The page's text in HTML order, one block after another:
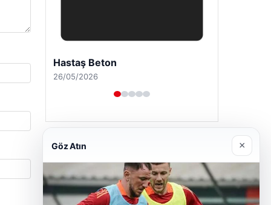
Enes Kaplan Avukatlık Bürosu
28/04/2026
Göz Atın ×